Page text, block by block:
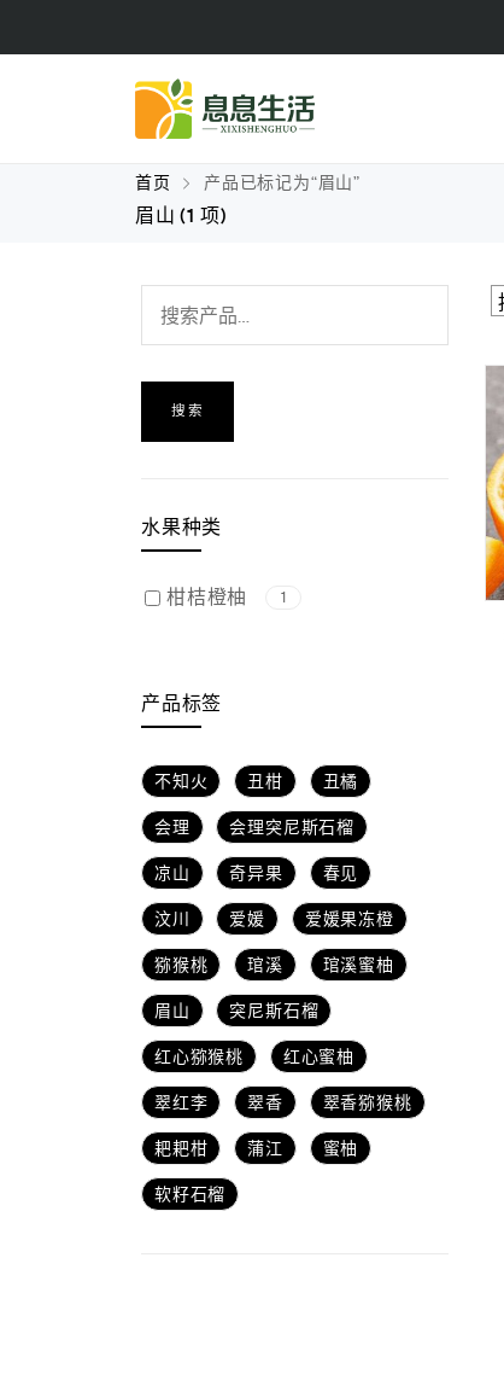
首页 产品已标记为“眉山”
眉山(1 项)
搜索
水果种类
柑桔橙柚 1
产品标签
不知火 丑柑 丑橘
会理 会理突尼斯石榴
凉山 奇异果 春见
汶川 爱媛 爱媛果冻橙
猕猴桃 琯溪 琯溪蜜柚
眉山 突尼斯石榴
红心猕猴桃 红心蜜柚
翠红李 翠香 翠香猕猴桃
耙耙柑 蒲江 蜜柚
软籽石榴